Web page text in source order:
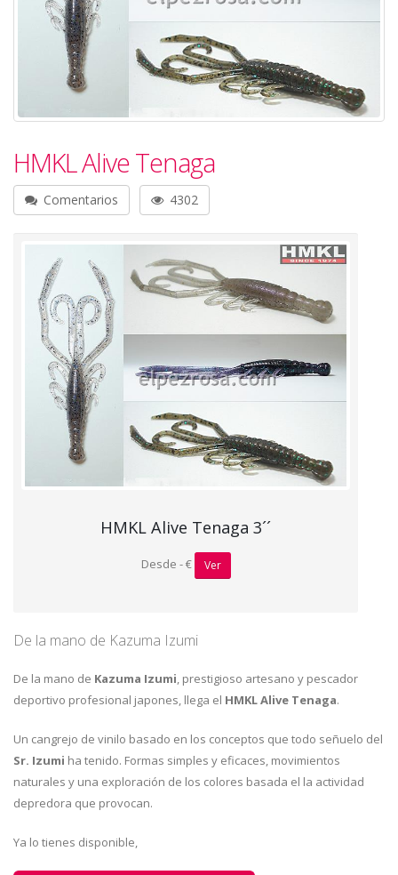
HMKL Alive Tenaga
Comentarios 4302
HMKL Alive Tenaga 3´´
Desde - € Ver
De la mano de Kazuma Izumi
De la mano de Kazuma Izumi, prestigioso artesano y pescador
deportivo profesional japones, llega el HMKL Alive Tenaga.
Un cangrejo de vinilo basado en los conceptos que todo señuelo del
Sr. Izumi ha tenido. Formas simples y eficaces, movimientos
naturales y una exploración de los colores basada el la actividad
depredora que provocan.
Ya lo tienes disponible,